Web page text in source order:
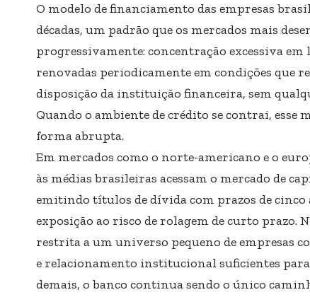
O modelo de financiamento das empresas
décadas, um padrão que os mercados mais
progressivamente: concentração excessiva
renovadas periodicamente em condições que
disposição da instituição financeira, sem
Quando o ambiente de crédito se contrai, esse
forma abrupta.
Em mercados como o norte-americano e o
às médias brasileiras acessam o mercado de
emitindo títulos de dívida com prazos de cinco
exposição ao risco de rolagem de curto prazo.
restrita a um universo pequeno de empresas
e relacionamento institucional suficientes para
demais, o banco continua sendo o único